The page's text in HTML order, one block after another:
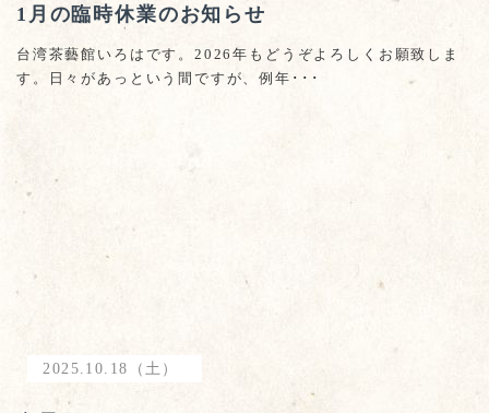
1月の臨時休業のお知らせ
台湾茶藝館いろはです。2026年もどうぞよろしくお願致しま
す。日々があっという間ですが、例年･･･
2025.10.18（土）